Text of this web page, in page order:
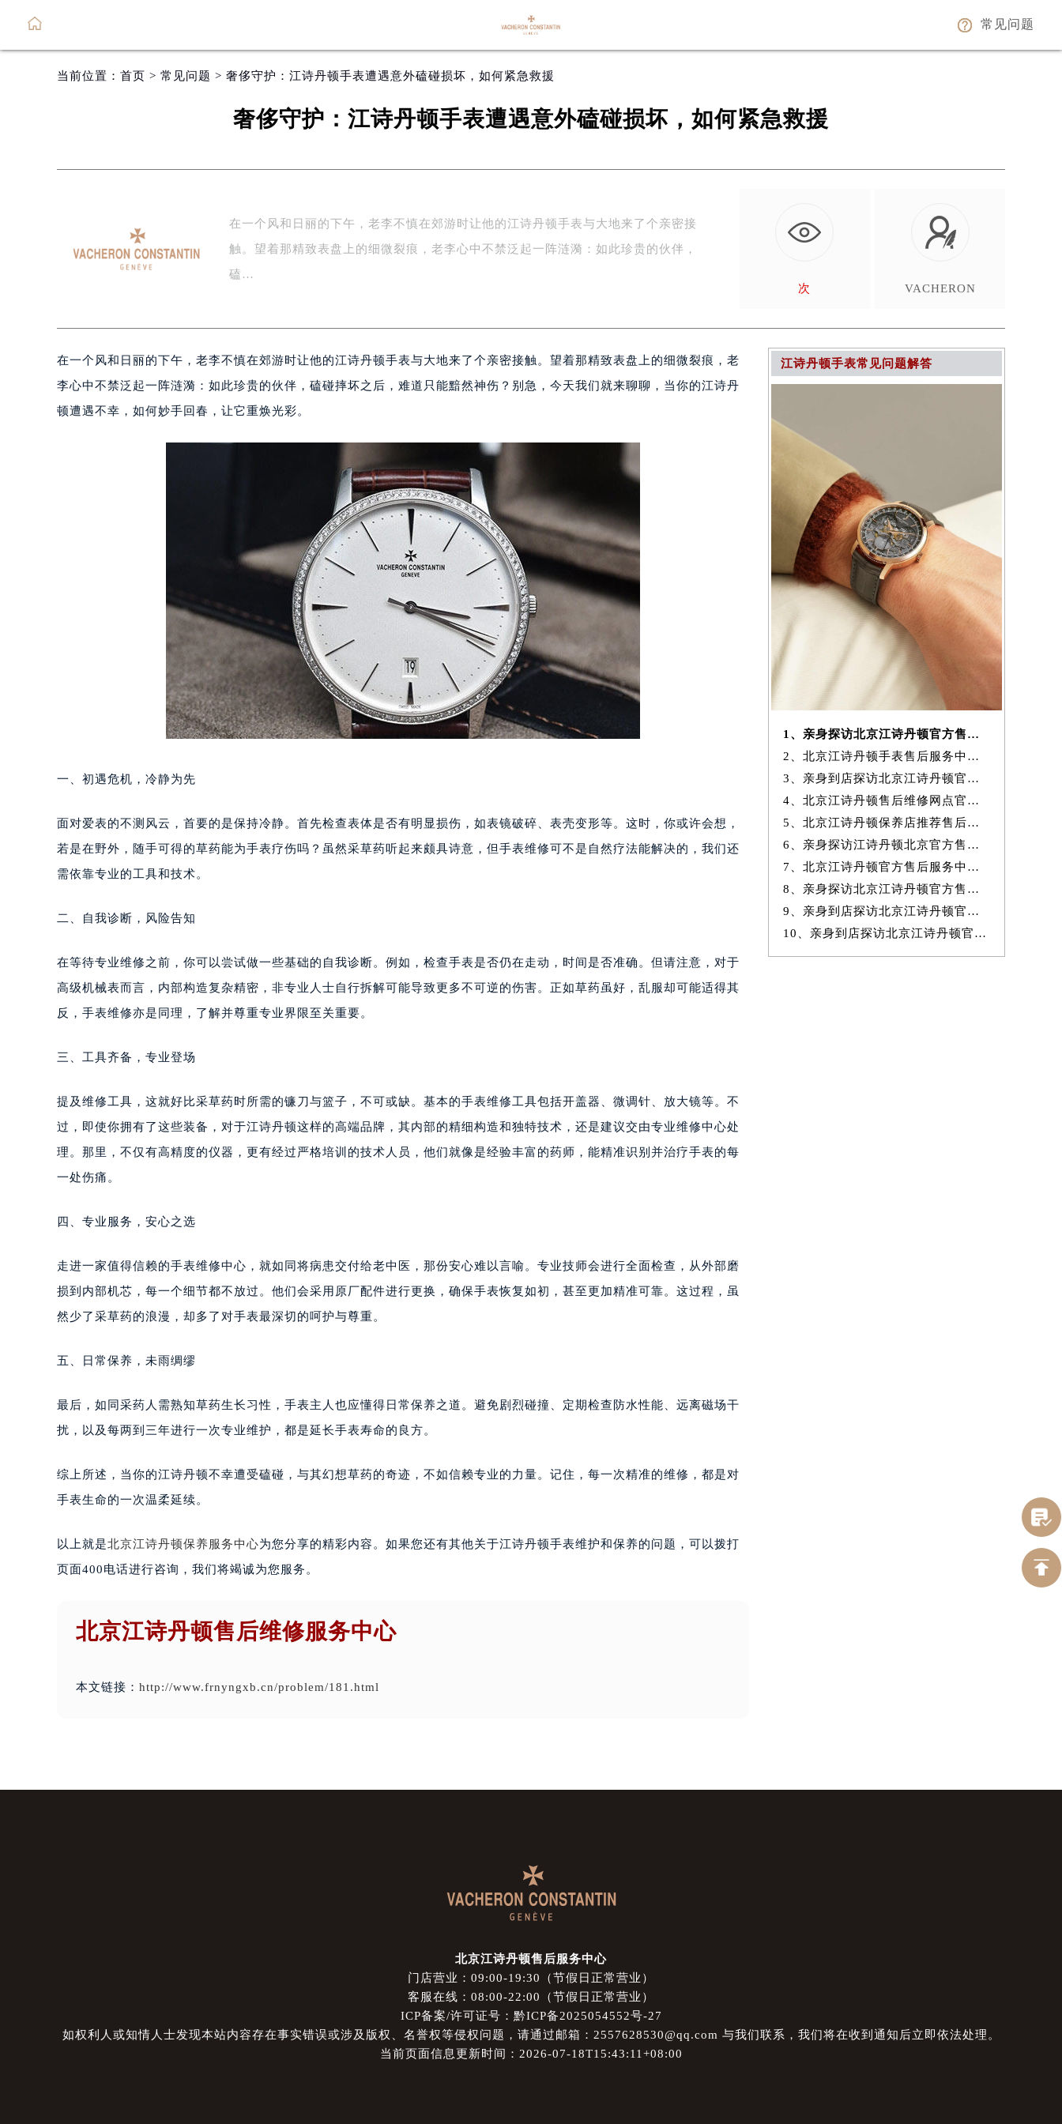
常见问题
当前位置： 首页 > 常见问题 > 奢侈守护：江诗丹顿手表遭遇意外磕碰损坏，如何紧急救援
奢侈守护：江诗丹顿手表遭遇意外磕碰损坏，如何紧急救援
在一个风和日丽的下午，老李不慎在郊游时让他的江诗丹顿手表与大地来了个亲密接
触。望着那精致表盘上的细微裂痕，老李心中不禁泛起一阵涟漪：如此珍贵的伙伴，
磕…
次
VACHERON
在一个风和日丽的下午，老李不慎在郊游时让他的江诗丹顿手表与大地来了个亲密接触。望着那精致表盘上的细微裂痕，老
李心中不禁泛起一阵涟漪：如此珍贵的伙伴，磕碰摔坏之后，难道只能黯然神伤？别急，今天我们就来聊聊，当你的江诗丹
顿遭遇不幸，如何妙手回春，让它重焕光彩。
一、初遇危机，冷静为先
面对爱表的不测风云，首要的是保持冷静。首先检查表体是否有明显损伤，如表镜破碎、表壳变形等。这时，你或许会想，
若是在野外，随手可得的草药能为手表疗伤吗？虽然采草药听起来颇具诗意，但手表维修可不是自然疗法能解决的，我们还
需依靠专业的工具和技术。
二、自我诊断，风险告知
在等待专业维修之前，你可以尝试做一些基础的自我诊断。例如，检查手表是否仍在走动，时间是否准确。但请注意，对于
高级机械表而言，内部构造复杂精密，非专业人士自行拆解可能导致更多不可逆的伤害。正如草药虽好，乱服却可能适得其
反，手表维修亦是同理，了解并尊重专业界限至关重要。
三、工具齐备，专业登场
提及维修工具，这就好比采草药时所需的镰刀与篮子，不可或缺。基本的手表维修工具包括开盖器、微调针、放大镜等。不
过，即使你拥有了这些装备，对于江诗丹顿这样的高端品牌，其内部的精细构造和独特技术，还是建议交由专业维修中心处
理。那里，不仅有高精度的仪器，更有经过严格培训的技术人员，他们就像是经验丰富的药师，能精准识别并治疗手表的每
一处伤痛。
四、专业服务，安心之选
走进一家值得信赖的手表维修中心，就如同将病患交付给老中医，那份安心难以言喻。专业技师会进行全面检查，从外部磨
损到内部机芯，每一个细节都不放过。他们会采用原厂配件进行更换，确保手表恢复如初，甚至更加精准可靠。这过程，虽
然少了采草药的浪漫，却多了对手表最深切的呵护与尊重。
五、日常保养，未雨绸缪
最后，如同采药人需熟知草药生长习性，手表主人也应懂得日常保养之道。避免剧烈碰撞、定期检查防水性能、远离磁场干
扰，以及每两到三年进行一次专业维护，都是延长手表寿命的良方。
综上所述，当你的江诗丹顿不幸遭受磕碰，与其幻想草药的奇迹，不如信赖专业的力量。记住，每一次精准的维修，都是对
手表生命的一次温柔延续。
以上就是北京江诗丹顿保养服务中心为您分享的精彩内容。如果您还有其他关于江诗丹顿手表维护和保养的问题，可以拨打
页面400电话进行咨询，我们将竭诚为您服务。
北京江诗丹顿售后维修服务中心
本文链接： http://www.frnyngxb.cn/problem/181.html
江诗丹顿手表常见问题解答
1、亲身探访北京江诗丹顿官方售后服务中心｜服务电话及完整官方地址（20
2、北京江诗丹顿手表售后服务中心提供专业维修保养服务权威公示（2026
3、亲身到店探访北京江诗丹顿官方售后服务中心｜最新热线和全部网点地
4、北京江诗丹顿售后维修网点官方服务指南权威公示（2026年7月最新）
5、北京江诗丹顿保养店推荐售后保养服务权威公示（2026年7月最新）
6、亲身探访江诗丹顿北京官方售后服务中心｜地址与24小时服务电话（2026
7、北京江诗丹顿官方售后服务中心｜最新地址与24小时售后热线权威信息
8、亲身探访北京江诗丹顿官方售后服务中心｜完整网点地址与服务电话（20
9、亲身到店探访北京江诗丹顿官方售后服务中心｜服务热线及全部官方地
10、亲身到店探访北京江诗丹顿官方售后服务中心｜官方热线及全部网点地
北京江诗丹顿售后服务中心
门店营业：09:00-19:30（节假日正常营业）
客服在线：08:00-22:00（节假日正常营业）
ICP备案/许可证号：黔ICP备2025054552号-27
如权利人或知情人士发现本站内容存在事实错误或涉及版权、名誉权等侵权问题，请通过邮箱：2557628530@qq.com 与我们联系，我们将在收到通知后立即依法处理。
当前页面信息更新时间：2026-07-18T15:43:11+08:00